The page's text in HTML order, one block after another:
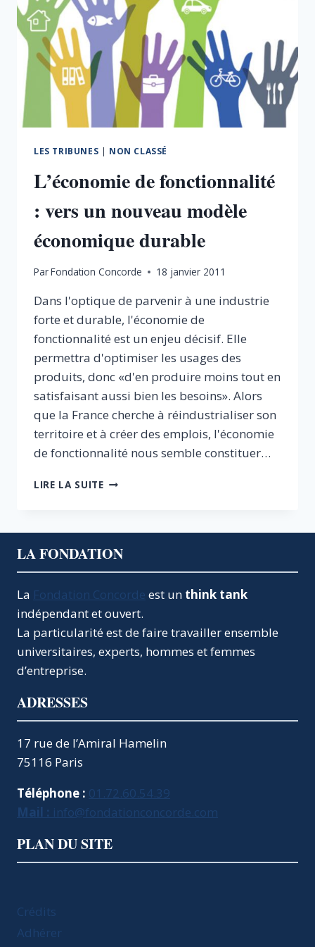
LES TRIBUNES | NON CLASSÉ
L’économie de fonctionnalité
: vers un nouveau modèle
économique durable
ParFondation Concorde 18 janvier 2011
Dans l'optique de parvenir à une industrie
forte et durable, l'économie de
fonctionnalité est un enjeu décisif. Elle
permettra d'optimiser les usages des
produits, donc «d'en produire moins tout en
satisfaisant aussi bien les besoins». Alors
que la France cherche à réindustrialiser son
territoire et à créer des emplois, l'économie
de fonctionnalité nous semble constituer…
LIRE LA SUITEL’ÉCONOMIE
UN
NOUVEAU
ÉCONOMIQUE
DURABLE
LA FONDATION
La Fondation Concorde est un think tank
indépendant et ouvert.
La particularité est de faire travailler ensemble
universitaires, experts, hommes et femmes
d’entreprise.
ADRESSES
17 rue de l’Amiral Hamelin
75116 Paris
Téléphone : 01.72.60.54.39
Mail : info@fondationconcorde.com
PLAN DU SITE
Crédits
Adhérer